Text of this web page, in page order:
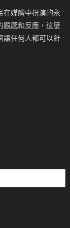
在媒體中扮演的永
觀感和反應，這麼
讓任何人都可以針